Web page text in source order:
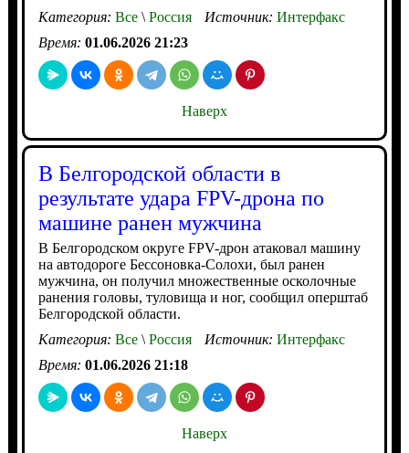
Категория: Все\Россия Источник: Интерфакс
Время: 01.06.2026 21:23
Наверх
В Белгородской области в
результате удара FPV-дрона по
машине ранен мужчина
В Белгородском округе FPV-дрон атаковал машину
на автодороге Бессоновка-Солохи, был ранен
мужчина, он получил множественные осколочные
ранения головы, туловища и ног, сообщил оперштаб
Белгородской области.
Категория: Все\Россия Источник: Интерфакс
Время: 01.06.2026 21:18
Наверх